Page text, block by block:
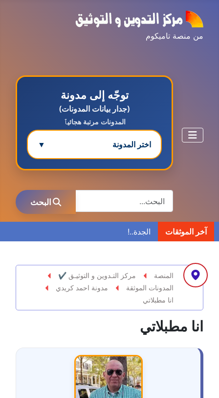
من منصة تاميكوم
توجّه إلى مدونة
(جدار بيانات المدونات)
المدونات مرتبة هجائيٱ
اختر المدونة ▼
مدونة ابراهيم البراعم
عاملة
مدونة احمد ابراهيم
عاملة
مدونة أحمد أبو الدهب
مدونة احمد البحيري
البحث
البحث
آخر الموثقات
المنصة
مركز التـدوين و التوثيـق ✔
المدونات الموثقة
مدونة احمد كريدي
انا مطبلاتي
انا مطبلاتي